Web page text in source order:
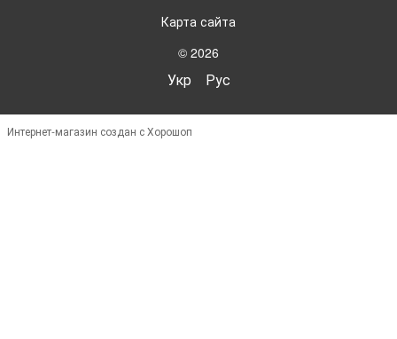
Карта сайта
© 2026
Укр Рус
Интернет-магазин создан с Хорошоп